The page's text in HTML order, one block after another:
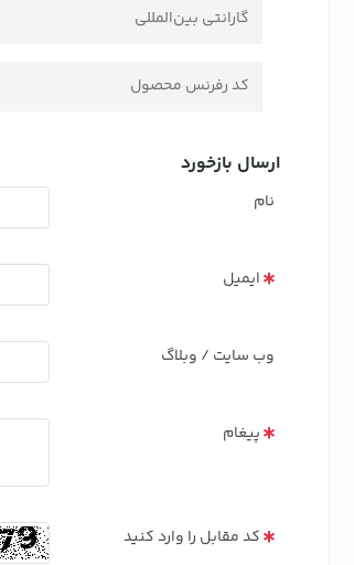
گارانتی بین‌المللی
کد رفرنس محصول
ارسال بازخورد
نام
ایمیل
وب سایت / وبلاگ
پیغام
کد مقابل را وارد کنید